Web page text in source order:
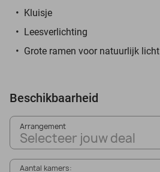
Kluisje
Leesverlichting
Grote ramen voor natuurlijk licht
Beschikbaarheid
Arrangement
Selecteer jouw deal
Aantal kamers: